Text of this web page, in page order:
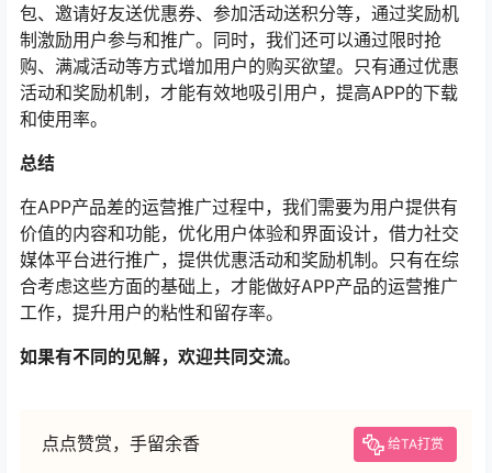
包、邀请好友送优惠券、参加活动送积分等，通过奖励机
制激励用户参与和推广。同时，我们还可以通过限时抢
购、满减活动等方式增加用户的购买欲望。只有通过优惠
活动和奖励机制，才能有效地吸引用户，提高APP的下载
和使用率。
总结
在APP产品差的运营推广过程中，我们需要为用户提供有
价值的内容和功能，优化用户体验和界面设计，借力社交
媒体平台进行推广，提供优惠活动和奖励机制。只有在综
合考虑这些方面的基础上，才能做好APP产品的运营推广
工作，提升用户的粘性和留存率。
如果有不同的见解，欢迎共同交流。
点点赞赏，手留余香 给TA打赏